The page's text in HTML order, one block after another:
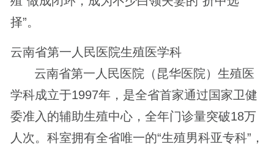
择”。
云南省第一人民医院生殖医学科
云南省第一人民医院（昆华医院）生殖医
学科成立于1997年，是全省首家通过国家卫健
委准入的辅助生殖中心，全年门诊量突破18万
人次。科室拥有全省唯一的“生殖男科亚专科”，